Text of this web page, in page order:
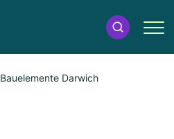
Bauelemente Darwich